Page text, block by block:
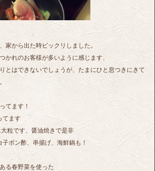
家から出た時ビックリしました。
かれのお客様が多いように感じます、
とはできないでしょうが、たまにひと息つきにきて
てます！
てます
粒です、醤油焼きで是非
ポン酢、串揚げ、海鮮鍋も！
る春野菜を使った